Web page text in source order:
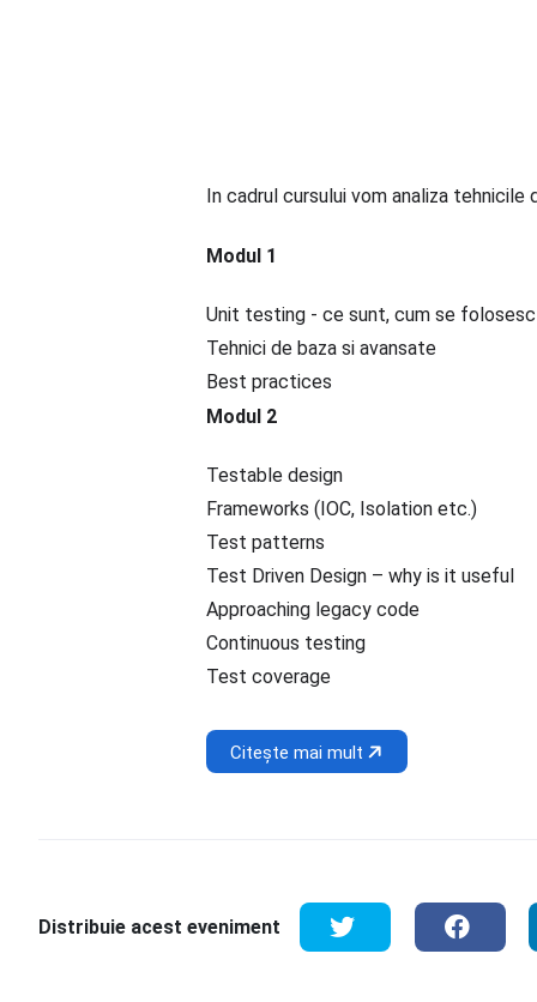
In cadrul cursului vom analiza
Modul 1
Unit testing - ce sunt, cum se
Tehnici de baza si avansate
Best practices
Modul 2
Testable design
Frameworks (IOC, Isolation etc.)
Test patterns
Test Driven Design – why is it useful
Approaching legacy code
Continuous testing
Test coverage
Citește mai mult
Distribuie acest eveniment